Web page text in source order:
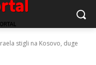
stigli na Kosovo, duge